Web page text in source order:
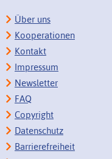
Über uns
Kooperationen
Kontakt
Impressum
Newsletter
FAQ
Copyright
Datenschutz
Barrierefreiheit